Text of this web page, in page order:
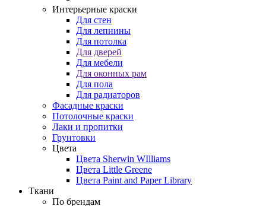
Интерьерные краски
Для стен
Для лепнины
Для потолка
Для дверей
Для мебели
Для оконных рам
Для пола
Для радиаторов
Фасадные краски
Потолочные краски
Лаки и пропитки
Грунтовки
Цвета
Цвета Sherwin WIlliams
Цвета Little Greene
Цвета Paint and Paper Library
Ткани
По брендам